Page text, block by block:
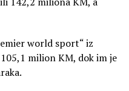
world sport“ iz
milion KM, dok im je